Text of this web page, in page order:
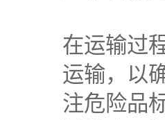
在运输过
运输，以
注危险品